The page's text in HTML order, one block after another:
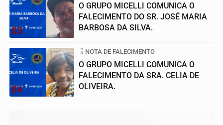
03
O GRUPO MICELLI COMUNICA O
FALECIMENTO DO SR. JOSÉ MARIA
BARBOSA DA SILVA.
04
NOTA DE FALECIMENTO
O GRUPO MICELLI COMUNICA O
FALECIMENTO DA SRA. CELIA DE
OLIVEIRA.